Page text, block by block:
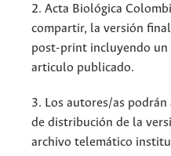
2. Acta Biológica
compartir, la versión
post-print incluyendo un
articulo publicado.
3. Los autores/as
de distribución de la
archivo telemático